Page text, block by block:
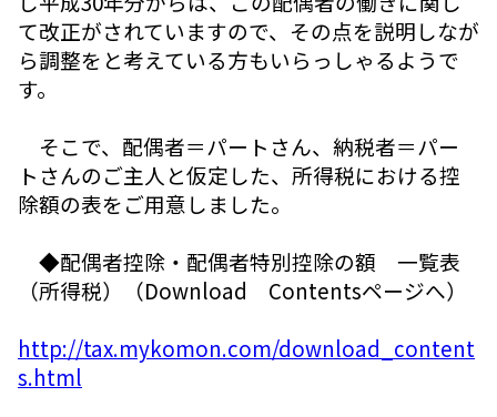
て改正がされていますので、その点を説明しなが
ら調整をと考えている方もいらっしゃるようで
す。
そこで、配偶者＝パートさん、納税者＝パー
トさんのご主人と仮定した、所得税における控
除額の表をご用意しました。
◆配偶者控除・配偶者特別控除の額 一覧表
（所得税）（Download Contentsページへ）
http://tax.mykomon.com/download_content
s.html